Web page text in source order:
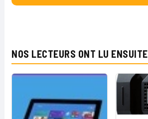
NOS LECTEURS ONT LU ENSUITE